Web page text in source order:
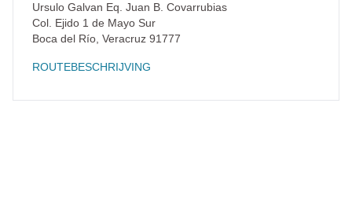
Ursulo Galvan Eq. Juan B. Covarrubias
Col. Ejido 1 de Mayo Sur
Boca del Río Veracruz 91777
ROUTEBESCHRIJVING